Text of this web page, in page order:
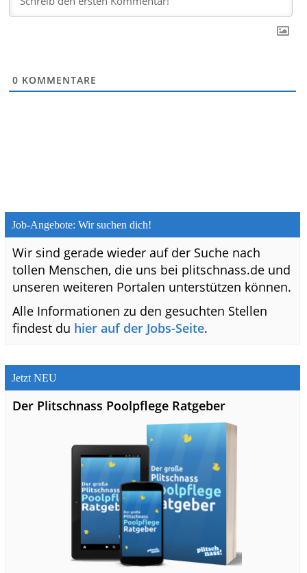
0 KOMMENTARE
Job-Angebote: Wir suchen dich!
Wir sind gerade wieder auf der Suche nach
tollen Menschen, die uns bei plitschnass.de und
unseren weiteren Portalen unterstützen können.
Alle Informationen zu den gesuchten Stellen
findest du hier auf der Jobs-Seite.
Jetzt NEU
Der Plitschnass Poolpflege Ratgeber